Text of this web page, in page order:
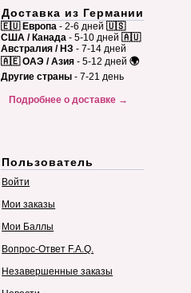
Доставка из Германии
🇪🇺 Европа - 2-6 дней 🇺🇸
США / Канада - 5-10 дней 🇦🇺
Австралия / НЗ - 7-14 дней
🇦🇪 ОАЭ / Азия - 5-12 дней 🌍
Другие страны - 7-21 день
Подробнее о доставке →
Пользователь
Войти
Мои заказы
Мои Баллы
Вопрос-Ответ F.A.Q.
Незавершенные заказы